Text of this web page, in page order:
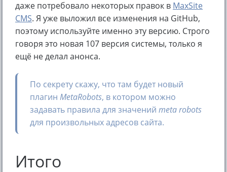
даже потребовало некоторых правок в MaxSite
CMS. Я уже выложил все изменения на GitHub,
поэтому используйте именно эту версию. Строго
говоря это новая 107 версия системы, только я
ещё не делал анонса.
По секрету скажу, что там будет новый
плагин MetaRobots, в котором можно
задавать правила для значений meta robots
для произвольных адресов сайта.
Итого